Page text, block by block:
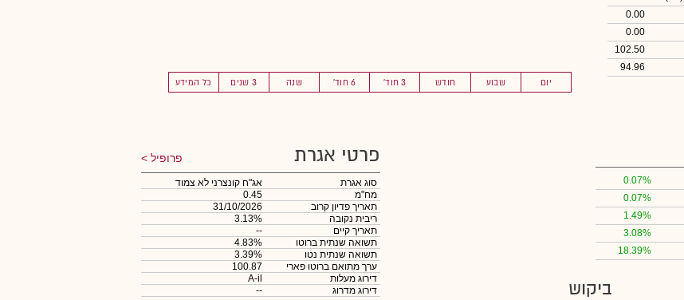
יום שבוע חודש 3 חוד' 6 חוד' שנה 3 שנים כל המידע
0.00
0.00
102.50
94.96
0.07%
0.07%
1.49%
3.08%
18.39%
ביקוש
פרטי אגרת פרופיל
סוג אגרת
אג"ח קונצרני לא צמוד
מח"מ
0.45
תאריך פדיון קרוב
31/10/2026
ריבית נקובה
3.13%
תאריך קיים
--
תשואה שנתית ברוטו
4.83%
תשואה שנתית נטו
3.39%
ערך מתואם ברוטו פארי
100.87
דירוג מעלות
A-il
דירוג מדרוג
--